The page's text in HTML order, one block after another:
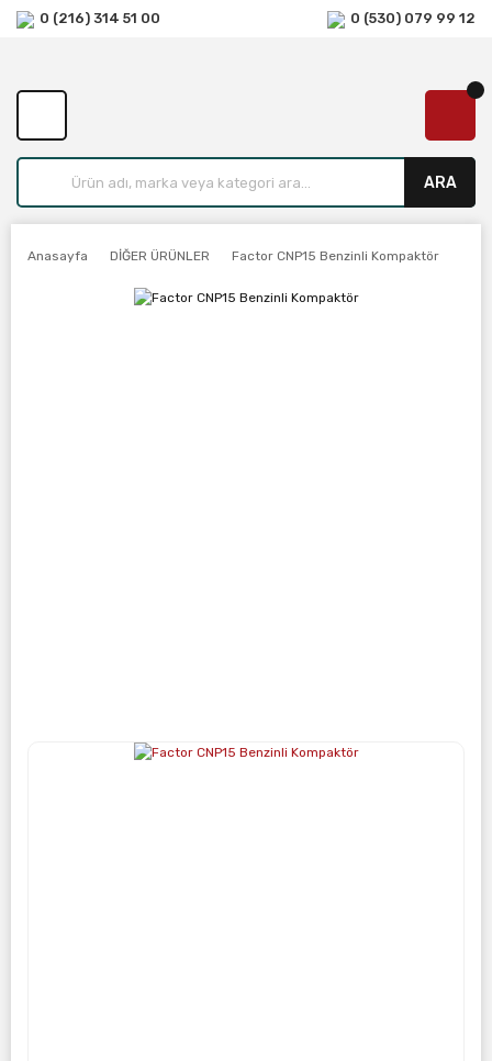
0 (216) 314 51 00 0 (530) 079 99 12
ARA
Anasayfa DİĞER ÜRÜNLER Factor CNP15 Benzinli Kompaktör